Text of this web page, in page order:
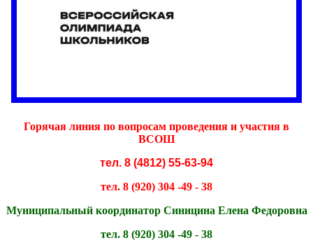
Горячая линия по вопросам проведения и участия в
ВСОШ
тел. 8 (4812) 55-63-94
тел. 8 (920) 304 -49 - 38
Муниципальный координатор Синицина Елена Федоровна
тел. 8 (920) 304 -49 - 38